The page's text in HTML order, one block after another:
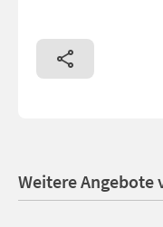
Weitere Angebote